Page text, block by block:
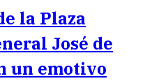
la Plaza
José de
un emotivo